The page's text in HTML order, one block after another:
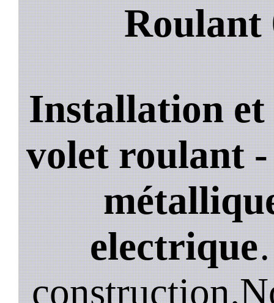
Roulant
Installation
volet roulant
electrique